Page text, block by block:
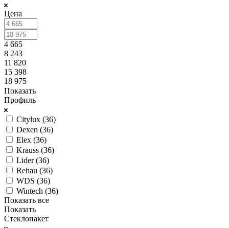
Цена
4 665
8 243
11 820
15 398
18 975
Показать
Профиль
Citylux (36)
Dexen (36)
Elex (36)
Krauss (36)
Lider (36)
Rehau (36)
WDS (36)
Wintech (36)
Показать все
Показать
Стеклопакет